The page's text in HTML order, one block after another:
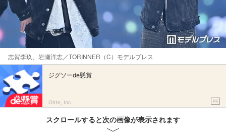
志賀李玖、岩瀬洋志／TORINNER（C）モデルプレス
ジグソーde懸賞
Ohte, Inc. PR
スクロールすると次の画像が表示されます